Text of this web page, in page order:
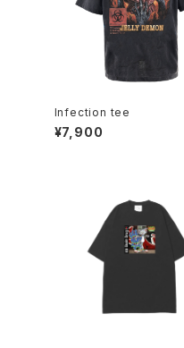
Infection tee
¥7,900